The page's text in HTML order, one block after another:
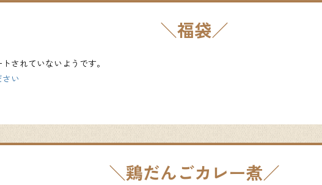
福袋
されていないようです。
い
鶏だんごカレー煮